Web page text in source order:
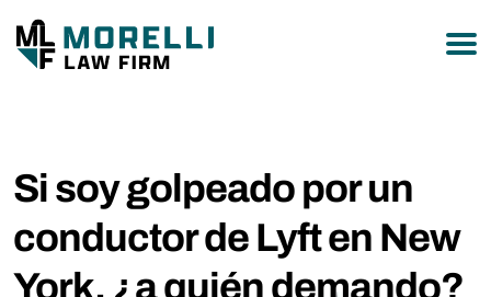
Si soy golpeado por un
conductor de Lyft en New
York, ¿a quién demando?